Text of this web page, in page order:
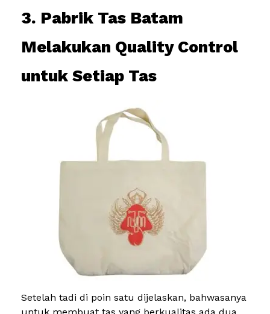
3. Pabrik Tas Batam
Melakukan Quality Control
untuk Setiap Tas
Setelah tadi di poin satu dijelaskan, bahwasanya